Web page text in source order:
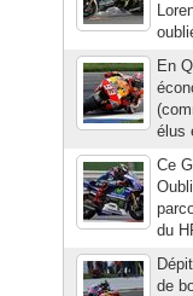
En
élus
Ce
du
de